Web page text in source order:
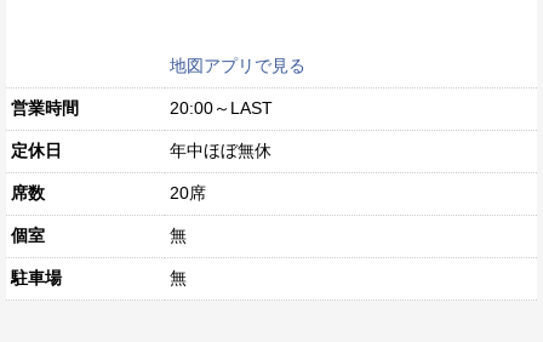
地図アプリで見る
営業時間 20:00～LAST
定休日 年中ほぼ無休
席数 20席
個室 無
駐車場 無